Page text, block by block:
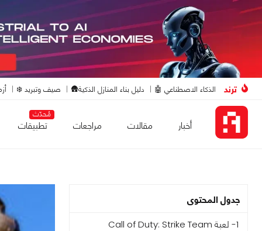
ترند الذكاء الاصطناعي 🤖 دليل بناء المنازل الذكية🛖 صيف وتبريد ❄️
أخبار مقالات مراجعات
مُحدّث
تطبيقات
جدول المحتوى
1- لعبة Call of Duty: Strike Team